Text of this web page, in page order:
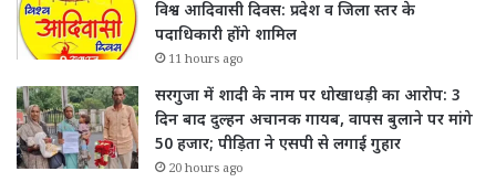
विश्व आदिवासी दिवस: प्रदेश व जिला स्तर के
पदाधिकारी होंगे शामिल
11 hours ago
सरगुजा में शादी के नाम पर धोखाधड़ी का आरोप: 3
दिन बाद दुल्हन अचानक गायब, वापस बुलाने पर मांगे
50 हजार; पीड़िता ने एसपी से लगाई गुहार
20 hours ago